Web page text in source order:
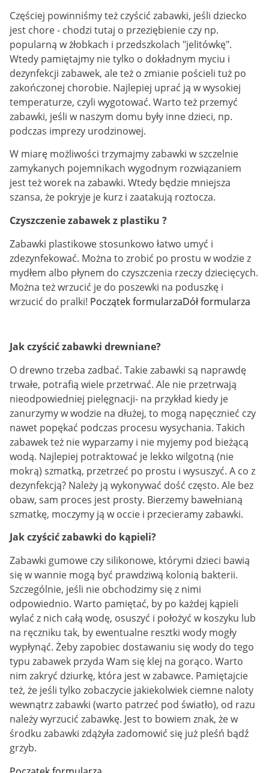
Częściej powinniśmy też czyścić zabawki, jeśli dziecko
jest chore - chodzi tutaj o przeziębienie czy np.
popularną w żłobkach i przedszkolach "jelitówkę".
Wtedy pamiętajmy nie tylko o dokładnym myciu i
dezynfekcji zabawek, ale też o zmianie pościeli tuż po
zakończonej chorobie. Najlepiej uprać ją w wysokiej
temperaturze, czyli wygotować. Warto też przemyć
zabawki, jeśli w naszym domu były inne dzieci, np.
podczas imprezy urodzinowej.
W miarę możliwości trzymajmy zabawki w szczelnie
zamykanych pojemnikach wygodnym rozwiązaniem
jest też worek na zabawki. Wtedy będzie mniejsza
szansa, że pokryje je kurz i zaatakują roztocza.
Czyszczenie zabawek z plastiku ?
Zabawki plastikowe stosunkowo łatwo umyć i
zdezynfekować. Można to zrobić po prostu w wodzie z
mydłem albo płynem do czyszczenia rzeczy dziecięcych.
Można też wrzucić je do poszewki na poduszkę i
wrzucić do pralki! Początek formularzaDół formularza
Jak czyścić zabawki drewniane?
O drewno trzeba zadbać. Takie zabawki są naprawdę
trwałe, potrafią wiele przetrwać. Ale nie przetrwają
nieodpowiedniej pielęgnacji- na przykład kiedy je
zanurzymy w wodzie na dłużej, to mogą napęcznieć czy
nawet popękać podczas procesu wysychania. Takich
zabawek też nie wyparzamy i nie myjemy pod bieżącą
wodą. Najlepiej potraktować je lekko wilgotną (nie
mokrą) szmatką, przetrzeć po prostu i wysuszyć. A co z
dezynfekcją? Należy ją wykonywać dość często. Ale bez
obaw, sam proces jest prosty. Bierzemy bawełnianą
szmatkę, moczymy ją w occie i przecieramy zabawki.
Jak czyścić zabawki do kąpieli?
Zabawki gumowe czy silikonowe, którymi dzieci bawią
się w wannie mogą być prawdziwą kolonią bakterii.
Szczególnie, jeśli nie obchodzimy się z nimi
odpowiednio. Warto pamiętać, by po każdej kąpieli
wylać z nich całą wodę, osuszyć i położyć w koszyku lub
na ręczniku tak, by ewentualne resztki wody mogły
wypłynąć. Żeby zapobiec dostawaniu się wody do tego
typu zabawek przyda Wam się klej na gorąco. Warto
nim zakryć dziurkę, która jest w zabawce. Pamiętajcie
też, że jeśli tylko zobaczycie jakiekolwiek ciemne naloty
wewnątrz zabawki (warto patrzeć pod światło), od razu
należy wyrzucić zabawkę. Jest to bowiem znak, że w
środku zabawki zdążyła zadomowić się już pleśń bądź
grzyb.